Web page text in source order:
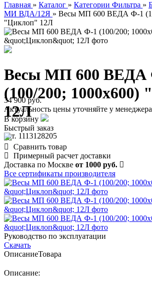
Главная » Каталог » Категории Фильтра »
МИ ВДА/12Я » Весы МП 600 ВЕДА Ф-1
"Циклоп" 12Л
Весы МП 600 ВЕДА
(100/200;
12Л
арт. 1113128205
34 900 руб.
Актуальность цены уточняйте у менеджера
В корзину
Быстрый заказ
Сравнить товар
Примерный расчет доставки
Доставка по Москве от 1000 руб.
Все сертификаты производителя
Руководство по эксплуатации
Скачать
ОписаниеТовара
Описание: